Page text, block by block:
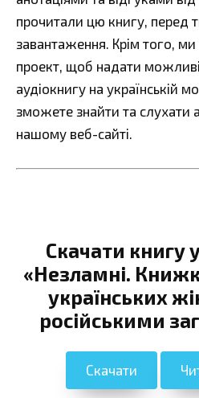
прочитали цю книгу, перед
завантаження. Крім того,
проект, щоб надати
аудіокнигу на українській
зможете знайти та слухати
нашому веб-сайті.
Скачати книгу
«Незламні.
українських
російськими
Скачати